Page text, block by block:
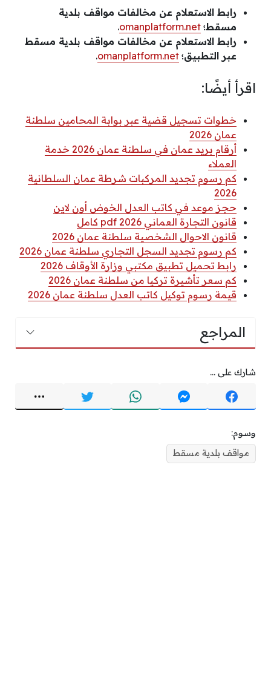
رابط الاستعلام عن مخالفات مواقف بلدية
مسقط؛ omanplatform.net
.
رابط الاستعلام عن مخالفات مواقف بلدية مسقط
عبر التطبيق؛ omanplatform.net
.
اقرأ أيضًا:
خطوات تسجيل قضية عبر بوابة المحامين سلطنة
عمان 2026
أرقام بريد عمان في سلطنة عمان 2026 خدمة
العملاء
كم رسوم تجديد المركبات شرطة عمان السلطانية
2026
حجز موعد في كاتب العدل الخوض أون لاين
قانون التجارة العماني 2026 pdf كامل
قانون الاحوال الشخصية سلطنة عمان 2026
كم رسوم تجديد السجل التجاري سلطنة عمان 2026
رابط تحميل تطبيق مكتبي وزارة الأوقاف 2026
كم سعر تأشيرة تركيا من سلطنة عمان 2026
قيمة رسوم توكيل كاتب العدل سلطنة عمان 2026
المراجع
شارك على ...
وسوم:
مواقف بلدية مسقط